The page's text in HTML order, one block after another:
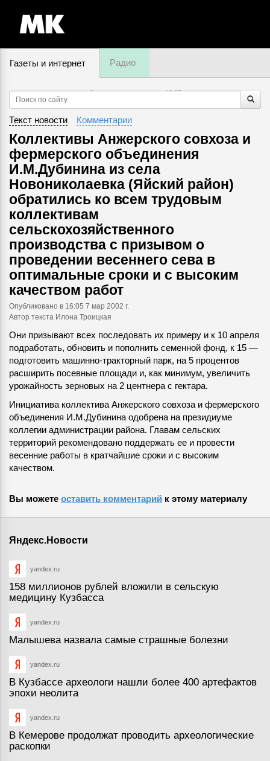
Газеты и интернет Радио
9 августа, воскресенье,13:27
Текст новости Комментарии
Коллективы Анжерского совхоза и
фермерского объединения
И.М.Дубинина из села
Новониколаевка (Яйский район)
обратились ко всем трудовым
коллективам
сельскохозяйственного
производства с призывом о
проведении весеннего сева в
оптимальные сроки и с высоким
качеством работ
Опубликовано в 16:05 7 мар 2002 г.
Автор текста Илона Троицкая
Они призывают всех последовать их примеру и к 10 апреля
подработать, обновить и пополнить семенной фонд, к 15 —
подготовить машинно-тракторный парк, на 5 процентов
расширить посевные площади и, как минимум, увеличить
урожайность зерновых на 2 центнера с гектара.
Инициатива коллектива Анжерского совхоза и фермерского
объединения И.М.Дубинина одобрена на президиуме
коллегии администрации района. Главам сельских
территорий рекомендовано поддержать ее и провести
весенние работы в кратчайшие сроки и с высоким
качеством.
Вы можете оставить комментарий к этому материалу
Яндекс.Новости
yandex.ru
158 миллионов рублей вложили в сельскую
медицину Кузбасса
yandex.ru
Малышева назвала самые страшные болезни
yandex.ru
В Кузбассе археологи нашли более 400 артефактов
эпохи неолита
yandex.ru
В Кемерове продолжат проводить археологические
раскопки